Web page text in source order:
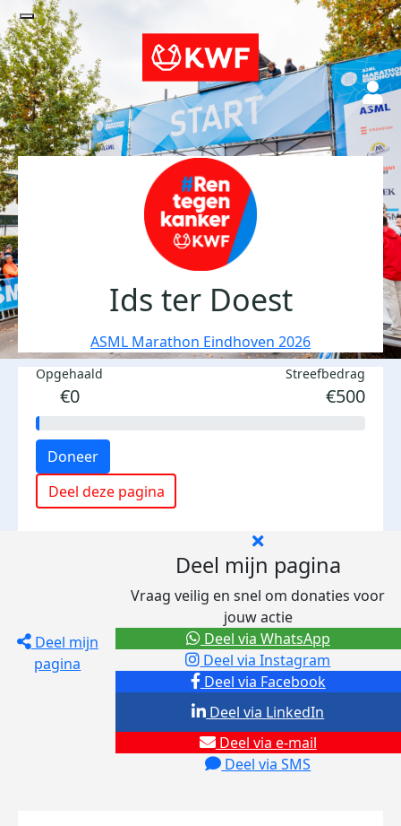
Ids ter Doest
ASML Marathon Eindhoven 2026
Opgehaald
€0
Streefbedrag
€500
Doneer
Deel deze pagina
Deel mijn
pagina
Deel mijn pagina
Vraag veilig en snel om donaties voor
jouw actie
Deel via Facebook
Deel via Instagram
Deel via e-mail
Deel via SMS
Deel via LinkedIn
Deel via WhatsApp